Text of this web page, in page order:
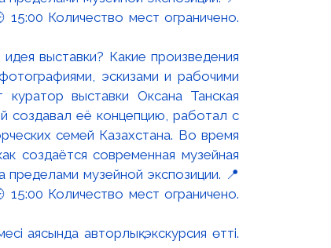
выставки? Какие произведения
эскизами и рабочими
выставки Оксана Танская
создавал её концепцию, работал с
семей Казахстана. Во время
создаётся современная музейная
пределами музейной экспозиции. 📍
Количество мест ограничено.